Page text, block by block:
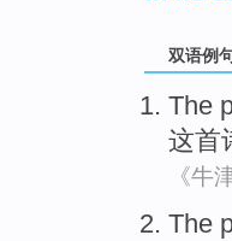
双语例
The
这首
《牛
The